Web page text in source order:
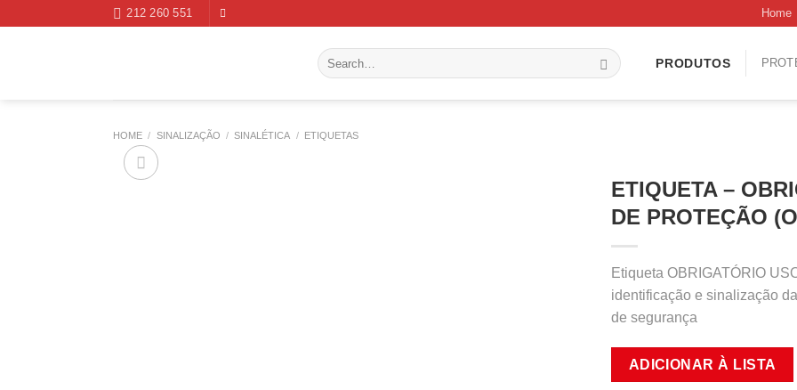
212 260 551 Home
Search
for:
PRODUTOS
HOME / SINALIZAÇÃO / SINALÉTICA / ETIQUETAS
ETIQUETA –
DE PROTEÇÃO
Etiqueta OBRIGATÓRIO
identificação e sinalização
de segurança
ADICIONAR À LISTA